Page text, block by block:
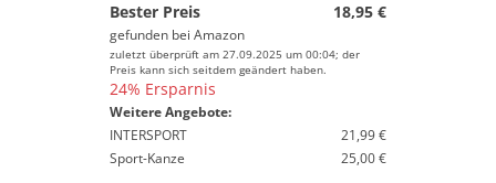
Bester Preis
18,95 €
gefunden bei Amazon
zuletzt überprüft am 27.09.2025 um 00:04; der
Preis kann sich seitdem geändert haben.
24% Ersparnis
Weitere Angebote:
INTERSPORT
21,99 €
Sport-Kanze
25,00 €